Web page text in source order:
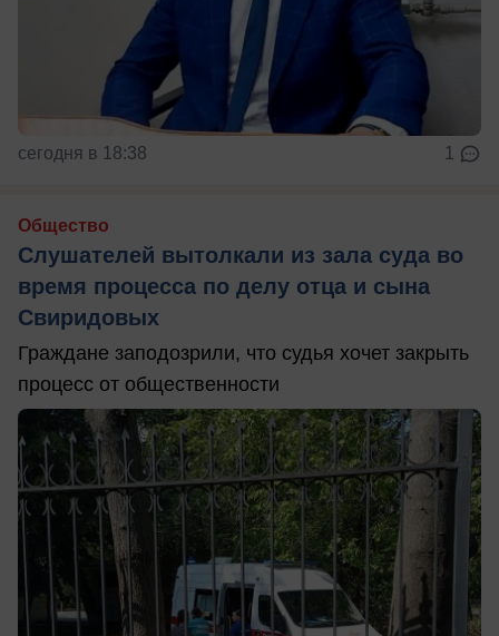
сегодня в 18:38 1
Общество
Слушателей вытолкали из зала суда во
время процесса по делу отца и сына
Свиридовых
Граждане заподозрили, что судья хочет закрыть
процесс от общественности